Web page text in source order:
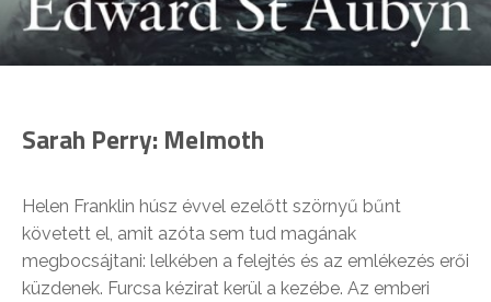
Sarah Perry: Melmoth
Helen Franklin húsz évvel ezelőtt szörnyű bűnt
követett el, amit azóta sem tud magának
megbocsájtani: lelkében a felejtés és az emlékezés erői
küzdenek. Furcsa kézirat kerül a kezébe. Az emberi